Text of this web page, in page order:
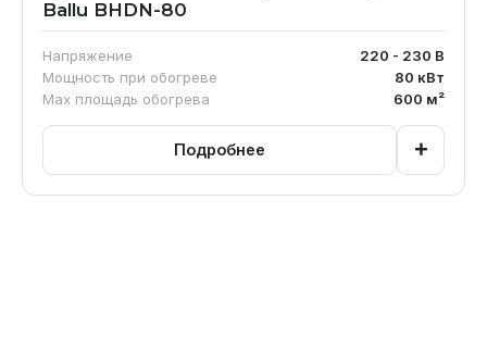
Ballu BHDN-80
Напряжение 220 - 230 В
Мощность при обогреве
80 кВт
Max площадь обогрева
600 м²
Подробнее +